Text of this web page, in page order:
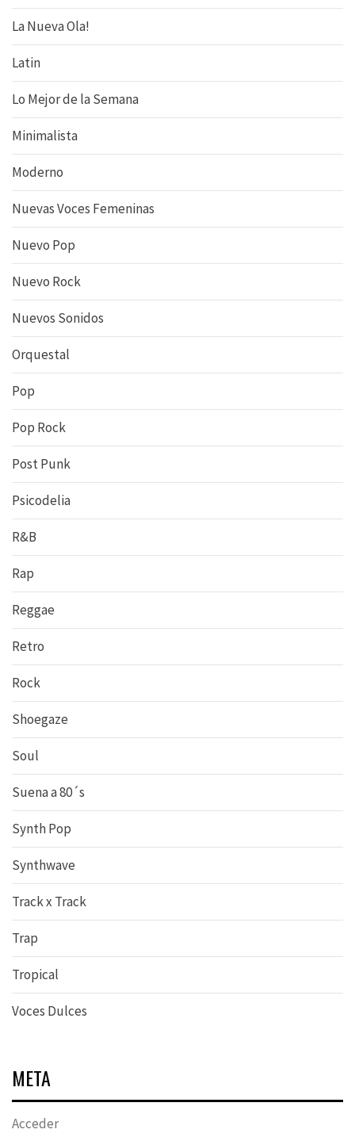
La Nueva Ola!
Latin
Lo Mejor de la Semana
Minimalista
Moderno
Nuevas Voces Femeninas
Nuevo Pop
Nuevo Rock
Nuevos Sonidos
Orquestal
Pop
Pop Rock
Post Punk
Psicodelia
R&B
Rap
Reggae
Retro
Rock
Shoegaze
Soul
Suena a 80´s
Synth Pop
Synthwave
Track x Track
Trap
Tropical
Voces Dulces
META
Acceder